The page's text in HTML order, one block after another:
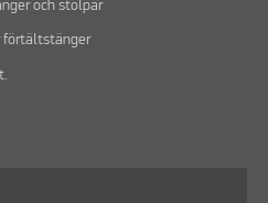
och stolpar
förtältstänger